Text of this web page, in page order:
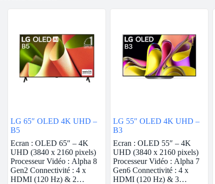
LG 65″ OLED 4K UHD –
B5
Ecran : OLED 65″ – 4K
UHD (3840 x 2160 pixels)
Processeur Vidéo : Alpha 8
Gen2 Connectivité : 4 x
HDMI (120 Hz) & 2…
LG 55″ OLED 4K UHD –
B3
Ecran : OLED 55″ – 4K
UHD (3840 x 2160 pixels)
Processeur Vidéo : Alpha 7
Gen6 Connectivité : 4 x
HDMI (120 Hz) & 3…